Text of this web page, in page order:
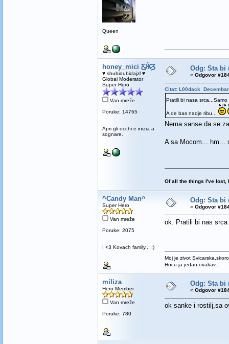
Queen
honey_mici Ƹ̵̡Ӝ̵̨̄Ʒ
♥ shubidubidajzl ♥
Global Moderator
Super Hero
Van mreže
Poruke: 14765
Apri gli occhi e inizia a
sognare.
Odg: Sta bi
« Odgovor
Citat: L00dack
Pratili bi nasa
A de bas nadje ribu...
Nema sanse da se
A sa Mocom... hm...
Of all the things I've lost,
^Candy Man^
Super Hero
Van mreže
Poruke: 2075
I <3 Kovach family... :)
Odg: Sta bi
« Odgovor
ok. Pratili bi nas
Moj je zivot
Hocu ja jedan ovakav...
miliza
Hero Member
Van mreže
Poruke: 780
Odg: Sta bi
« Odgovor
ok sanke i rostilj,sa